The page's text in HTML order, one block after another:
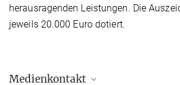
herausragenden Leistungen. Die
jeweils 20.000 Euro dotiert.
Medienkontakt